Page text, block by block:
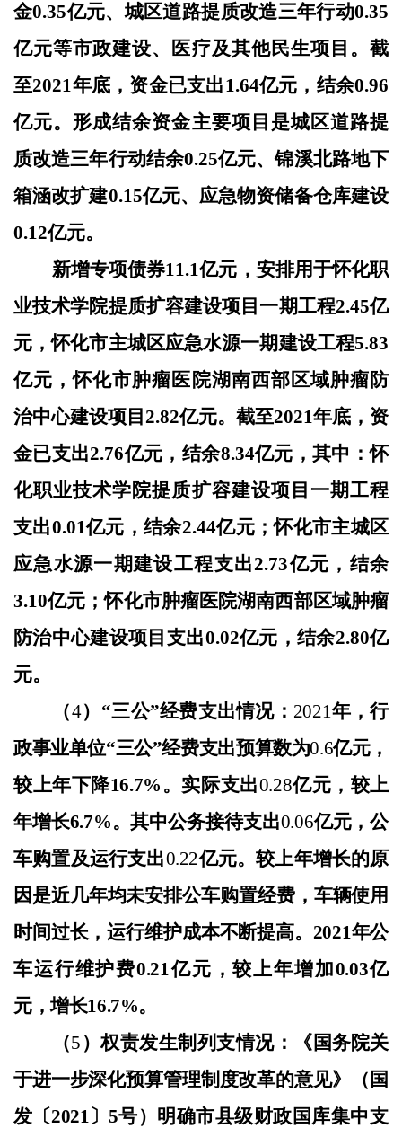
金0.35亿元、城区道路提质改造三年行动0.35
亿元等市政建设、医疗及其他民生项目。截
至2021年底，资金已支出1.64亿元，结余0.96
亿元。形成结余资金主要项目是城区道路提
质改造三年行动结余0.25亿元、锦溪北路地下
箱涵改扩建0.15亿元、应急物资储备仓库建设
0.12亿元。
新增专项债券11.1亿元，安排用于怀化职
业技术学院提质扩容建设项目一期工程2.45亿
元，怀化市主城区应急水源一期建设工程5.83
亿元，怀化市肿瘤医院湖南西部区域肿瘤防
治中心建设项目2.82亿元。截至2021年底，资
金已支出2.76亿元，结余8.34亿元，其中：怀
化职业技术学院提质扩容建设项目一期工程
支出0.01亿元，结余2.44亿元；怀化市主城区
应急水源一期建设工程支出2.73亿元，结余
3.10亿元；怀化市肿瘤医院湖南西部区域肿瘤
防治中心建设项目支出0.02亿元，结余2.80亿
元。
（4） “三公”经费支出情况： 2021年，行
政事业单位“三公”经费支出预算数为0.6亿元，
较上年下降16.7% 。实际支出0.28亿元，较上
年增长6.7%。其中公务接待支出0.06亿元，公
车购置及运行支出0.22亿元。较上年增长的原
因是近几年均未安排公车购置经费，车辆使用
时间过长，运行维护成本不断提高。 2021年公
车运行维护费0.21亿元，较上年增加0.03亿
元，增长16.7%。
（5 ）权责发生制列支情况： 《 国务院关
于进一步深化预算管理制度改革的意见》（ 国
发〔2021〕5号）明确市县级财政国库集中支